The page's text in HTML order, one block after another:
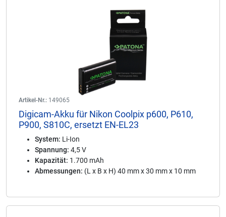
Artikel-Nr.: 149065
Digicam-Akku für Nikon Coolpix p600, P610,
P900, S810C, ersetzt EN-EL23
System: Li-Ion
Spannung: 4,5 V
Kapazität: 1.700 mAh
Abmessungen: (L x B x H) 40 mm x 30 mm x 10 mm